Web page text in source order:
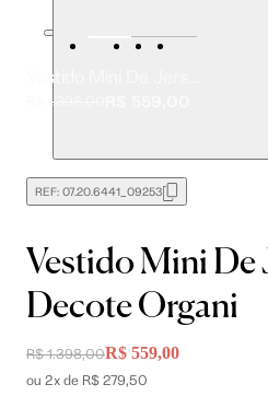
R$ 1.398,00
REF: 07.20.6441_09253
Vestido Mini De
Decote Organi
R$ 1.398,00R$ 559,00
ou 2x de R$ 279,50